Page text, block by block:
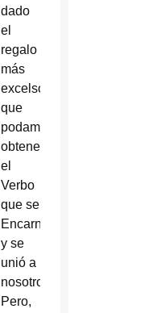
dado
el
regalo
más
excelso
que
podamos
obtener;
el
Verbo
que se
Encarnó
y se
unió a
nosotros.
Pero,